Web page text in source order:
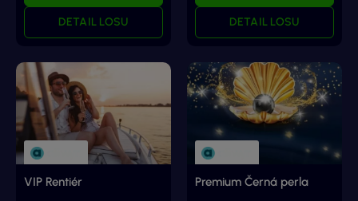
DETAIL LOSU DETAIL LOSU
VIP Rentiér Premium Černá perla